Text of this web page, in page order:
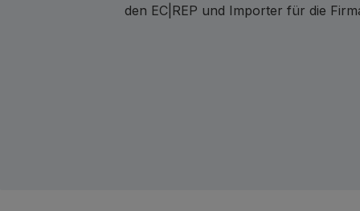
den EC|REP und Importer für die